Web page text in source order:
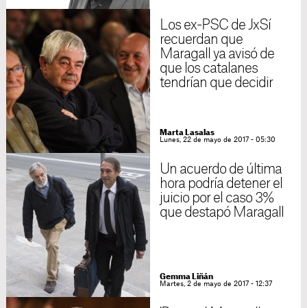
Los ex-PSC de JxSí
recuerdan que
Maragall ya avisó de
que los catalanes
tendrían que decidir
Marta Lasalas
Lunes, 22 de mayo de 2017 - 05:30
Un acuerdo de última
hora podría detener el
juicio por el caso 3%
que destapó Maragall
Gemma Liñán
Martes, 2 de mayo de 2017 - 12:37